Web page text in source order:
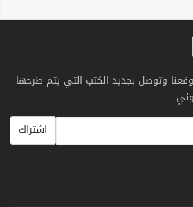
وتوصل بجديد الكتب التي يتم طرحها
اشتراك